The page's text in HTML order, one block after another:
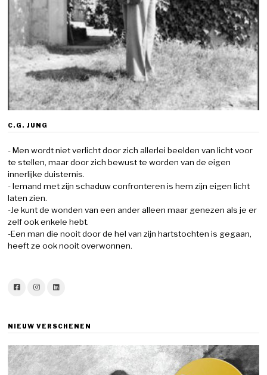
C.G. JUNG
- Men wordt niet verlicht door zich allerlei beelden van licht voor
te stellen, maar door zich bewust te worden van de eigen
innerlijke duisternis.
- Iemand met zijn schaduw confronteren is hem zijn eigen licht
laten zien.
-Je kunt de wonden van een ander alleen maar genezen als je er
zelf ook enkele hebt.
-Een man die nooit door de hel van zijn hartstochten is gegaan,
heeft ze ook nooit overwonnen.
NIEUW VERSCHENEN